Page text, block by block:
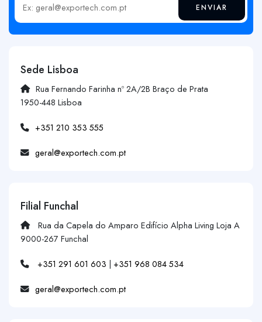
Insira o seu email ENVIAR
Sede Lisboa
Rua Fernando Farinha nº 2A/2B Braço de Prata
1950-448 Lisboa
+351 210 353 555
geral@exportech.com.pt
Filial Funchal
Rua da Capela do Amparo Edifício Alpha Living Loja A
9000-267 Funchal
+351 291 601 603 | +351 968 084 534
geral@exportech.com.pt